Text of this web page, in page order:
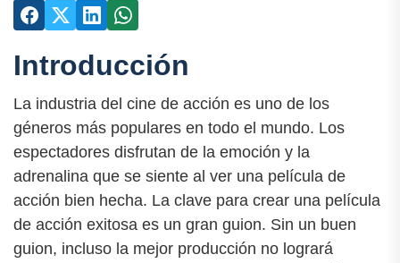
Introducción
La industria del cine de acción es uno de los
géneros más populares en todo el mundo. Los
espectadores disfrutan de la emoción y la
adrenalina que se siente al ver una película de
acción bien hecha. La clave para crear una película
de acción exitosa es un gran guion. Sin un buen
guion, incluso la mejor producción no logrará